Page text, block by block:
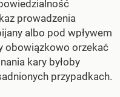
prowadzenia
albo pod wpływem
obowiązkowo orzekać
kary byłoby
przypadkach.